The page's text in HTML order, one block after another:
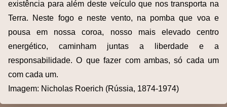
existência para além deste veículo que nos transporta na
Terra. Neste fogo e neste vento, na pomba que voa e
pousa em nossa coroa, nosso mais elevado centro
energético, caminham juntas a liberdade e a
responsabilidade. O que fazer com ambas, só cada um
com cada um.
Imagem: Nicholas Roerich (Rússia, 1874-1974)